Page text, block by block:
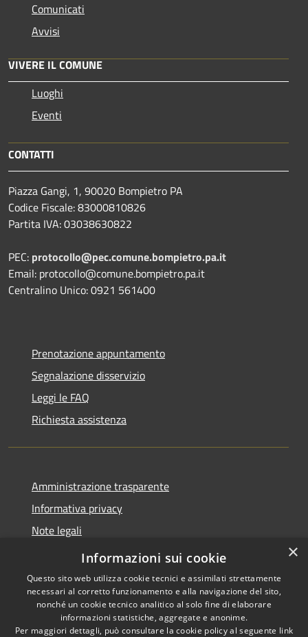
Comunicati
Avvisi
VIVERE IL COMUNE
Luoghi
Eventi
CONTATTI
Piazza Gangi, 1, 90020 Bompietro PA
Codice Fiscale: 83000810826
Partita IVA: 03038630822
PEC: protocollo@pec.comune.bompietro.pa.it
Email: protocollo@comune.bompietro.pa.it
Centralino Unico: 0921 561400
Prenotazione appuntamento
Segnalazione disservizio
Leggi le FAQ
Richiesta assistenza
Amministrazione trasparente
Informativa privacy
Note legali
Dichiarazione di accessibilità
Copyright © 2026 • Comune di
×
Informazioni sui cookie
Questo sito web utilizza cookie tecnici e assimilati strettamente
necessari al corretto funzionamento e alla navigazione del sito,
nonché un cookie tecnico analitico al solo fine di elaborare
informazioni statistiche, aggregate e anonime.
Per maggiori dettagli, può consultare la cookie policy al seguente link